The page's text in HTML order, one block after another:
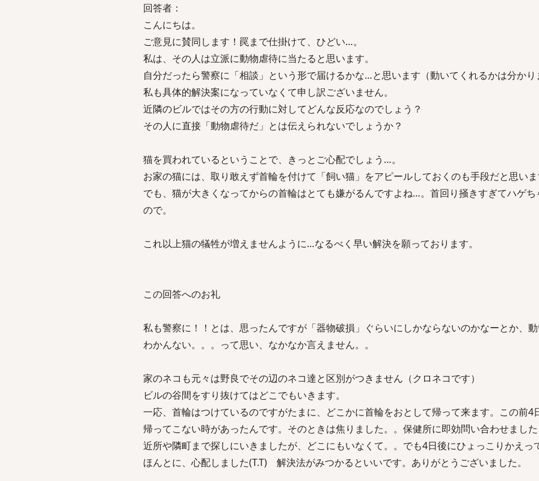
回答者：
こんにちは。
ご意見に賛同します！罠まで仕掛けて、ひどい…。
私は、その人は立派に動物虐待に当たると思います。
自分だったら警察に「相談」という形で届けるかな…と思います（動いてくれるかは分かり
私も具体的解決案になっていなくて申し訳ございません。
近隣のビルではその方の行動に対してどんな反応なのでしょう？
その人に直接「動物虐待だ」とは伝えられないでしょうか？
猫を買われているということで、きっとご心配でしょう…。
お家の猫には、取り敢えず首輪を付けて「飼い猫」をアピールしておくのも手段だと思いま
でも、猫が大きくなってからの首輪はとても嫌がるんですよね…。首回り掻きすぎてハゲち
ので。
これ以上猫の犠牲が増えませんように…なるべく早い解決を願っております。
この回答へのお礼
私も警察に！！とは、思ったんですが「器物破損」ぐらいにしかならないのかなーとか、
わかんない。。。って思い、なかなか言えません。。
家のネコも元々は野良でその辺のネコ達と区別がつきません（クロネコです）
ビルの谷間をすり抜けてはどこでもいきます。
一応、首輪はつけているのですがたまに、どこかに首輪をおとして帰って来ます。この前4
帰ってこない時があったんです。そのときは焦りました。。保健所に即効問い合わせました
近所や隣町まで探しにいきましたが、どこにもいなくて。。でも4日後にひょっこりかえっ
ほんとに、心配しました(T.T) 解決法がみつかるといいです。ありがとうございました。